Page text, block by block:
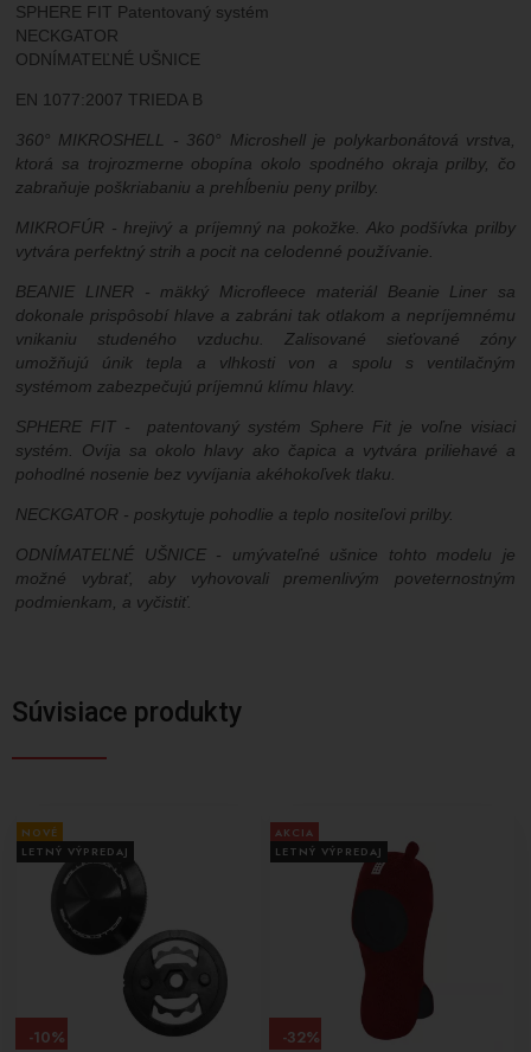
SPHERE FIT Patentovaný systém
NECKGATOR
ODNÍMATEĽNÉ UŠNICE
EN 1077:2007 TRIEDA B
360° MIKROSHELL - 360° Microshell je polykarbonátová vrstva,
ktorá sa trojrozmerne obopína okolo spodného okraja prilby, čo
zabraňuje poškriabaniu a prehĺbeniu peny prilby.
MIKROFÚR - hrejivý a príjemný na pokožke. Ako podšívka prilby
vytvára perfektný strih a pocit na celodenné používanie.
BEANIE LINER - mäkký Microfleece materiál Beanie Liner sa
dokonale prispôsobí hlave a zabráni tak otlakom a nepríjemnému
vnikaniu studeného vzduchu. Zalisované sieťované zóny
umožňujú únik tepla a vlhkosti von a spolu s ventilačným
systémom zabezpečujú príjemnú klímu hlavy.
SPHERE FIT - patentovaný systém Sphere Fit je voľne visiaci
systém. Ovíja sa okolo hlavy ako čapica a vytvára priliehavé a
pohodlné nosenie bez vyvíjania akéhokoľvek tlaku.
NECKGATOR - poskytuje pohodlie a teplo nositeľovi prilby.
ODNÍMATEĽNÉ UŠNICE - umývateľné ušnice tohto modelu je
možné vybrať, aby vyhovovali premenlivým poveternostným
podmienkam, a vyčistiť.
Súvisiace produkty
NOVÉ
LETNÝ VÝPREDAJ
-10%
AKCIA
LETNÝ VÝPREDAJ
-32%